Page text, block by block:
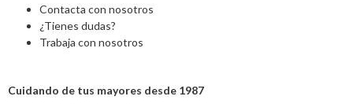
Contacta con nosotros
¿Tienes dudas?
Trabaja con nosotros
Cuidando de tus mayores desde 1987